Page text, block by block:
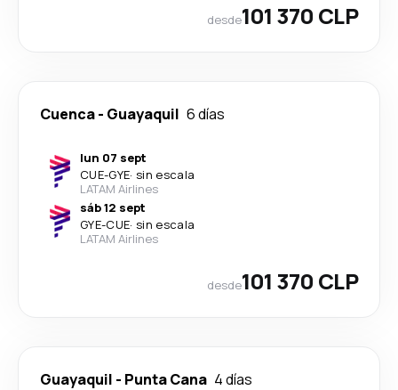
desde101 370 CLP
Cuenca- Guayaquil 6 días
lun 07 sept
CUE-GYE· sin escala
LATAM Airlines
sáb 12 sept
GYE-CUE· sin escala
LATAM Airlines
desde101 370 CLP
Guayaquil - Punta Cana 4 días